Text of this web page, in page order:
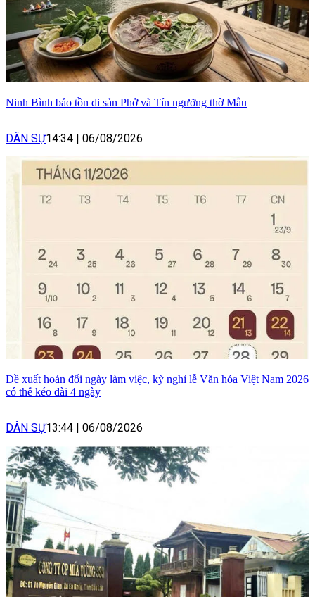
Ninh Bình bảo tồn di sản Phở và Tín ngưỡng thờ Mẫu
DÂN SỰ14:34 | 06/08/2026
Đề xuất hoán đổi ngày làm việc, kỳ nghỉ lễ Văn hóa Việt Nam 2026
có thể kéo dài 4 ngày
DÂN SỰ13:44 | 06/08/2026